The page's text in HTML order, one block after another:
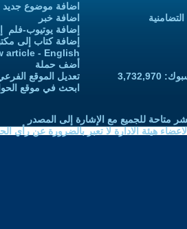
اضافة موضوع جديد
اضافة خبر
إضافة يوتيوب-فلم
إضافة كتاب إلى
article - English
أضف حملة
تعديل الموقع
ابحث في موقع
متاحة للجميع مع الإشارة إلى المصدر
هيئة الادارة لا تعبر بالضرورة عن رأي